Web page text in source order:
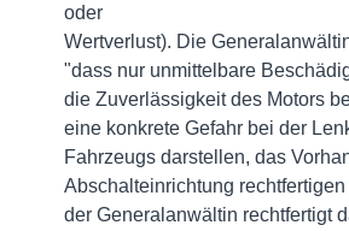
oder
Wertverlust). Die
"dass nur unmittelbare
die Zuverlässigkeit des Motors
eine konkrete Gefahr bei der
Fahrzeugs darstellen, das
Abschalteinrichtung
der Generalanwältin rechtfertigt